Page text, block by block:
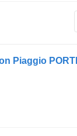
Piaggio